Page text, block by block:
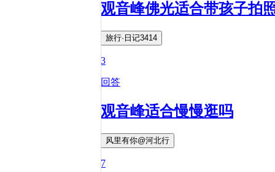
观音峰佛光适合带孩子拍
旅行·日记3414
3
回答
观音峰适合慢慢逛吗
风里有你@河北行
7